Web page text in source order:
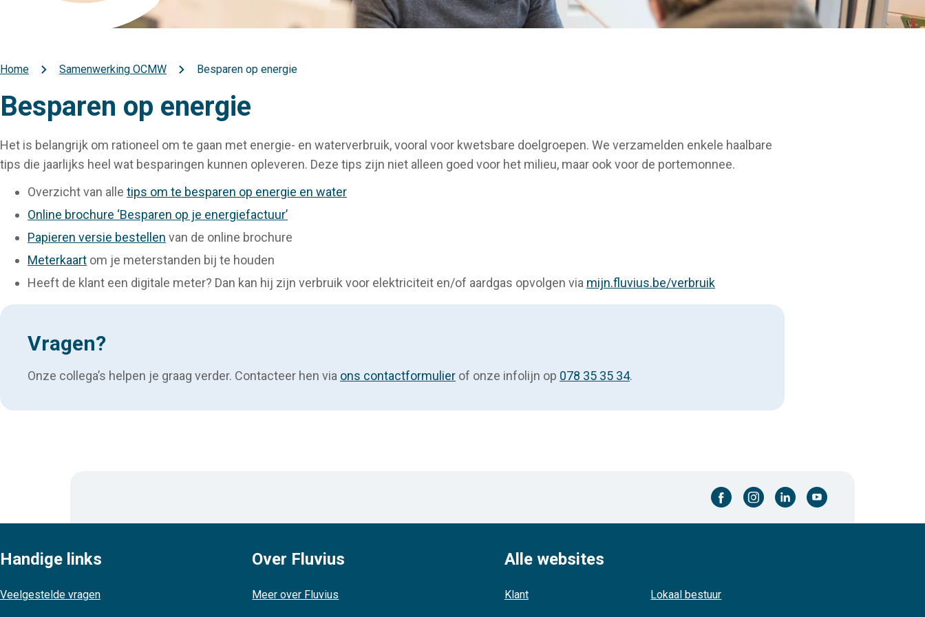
Kruimelpad
Home Samenwerking OCMW Besparen op energie
Besparen op energie
Het is belangrijk om rationeel om te gaan met energie- en waterverbruik, vooral voor kwetsbare doelgroepen. We verzamelden enkele haalbare
tips die jaarlijks heel wat besparingen kunnen opleveren. Deze tips zijn niet alleen goed voor het milieu, maar ook voor de portemonnee.
Overzicht van alle tips om te besparen op energie en water
Online brochure ‘Besparen op je energiefactuur’
Papieren versie bestellen van de online brochure
Meterkaart om je meterstanden bij te houden
Heeft de klant een digitale meter? Dan kan hij zijn verbruik voor elektriciteit en/of aardgas opvolgen via mijn.fluvius.be/verbruik
Vragen?
Onze collega’s helpen je graag verder. Contacteer hen via ons contactformulier of onze infolijn op 078 35 35 34.
facebook-cirkel instagram-cirkel linkedin-cirkel youtube-cirkel
Handige links
Veelgestelde vragen
Over Fluvius
Meer over Fluvius
Alle websites
Klant Lokaal bestuur